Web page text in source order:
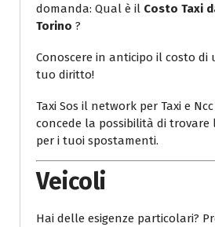
domanda: Qual è il Costo Taxi
Torino ?
Conoscere in anticipo il costo
tuo diritto!
Taxi Sos il network per Taxi e
concede la possibilità di
per i tuoi spostamenti.
Veicoli
Hai delle esigenze particolari?